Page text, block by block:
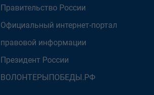
Правительство России
Официальный интернет-портал
правовой информации
Президент России
ВОЛОНТЕРЫПОБЕДЫ.РФ